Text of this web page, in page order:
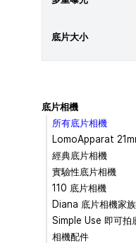
底片大小
底片相機
所有底片相機
LomoApparat
經典底片相機
實驗性底片相機
110 底片相機
Diana 底片相機家族
Simple Use 即可拍
相機配件